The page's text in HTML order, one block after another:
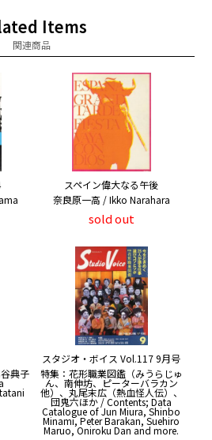
Items
関連商品
スペイン偉大なる午後
奈良原一高 / Ikko Narahara
sold out
典子
スタジオ・ボイス Vol.117 9月号
特集：花形職業図鑑（みうらじゅ
ん、南伸坊、ピーターバラカン
他）、丸尾末広（熱血怪人伝）、
団鬼六ほか / Contents; Data
Catalogue of Jun Miura, Shinbo
Minami, Peter Barakan, Suehiro
Maruo, Oniroku Dan and more.